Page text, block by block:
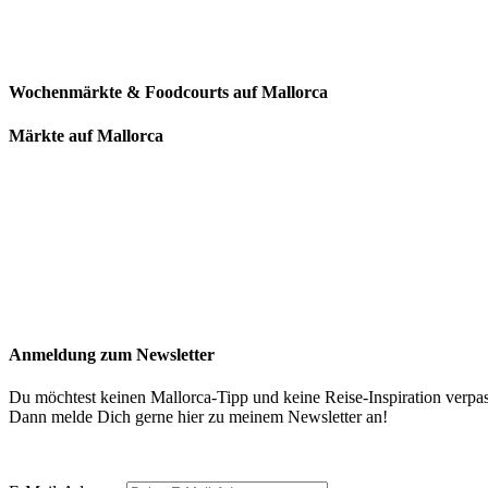
Wochenmärkte & Foodcourts auf Mallorca
Märkte auf Mallorca
Anmeldung zum Newsletter
Du möchtest keinen Mallorca-Tipp und keine Reise-Inspiration
Dann melde Dich gerne hier zu meinem Newsletter an!